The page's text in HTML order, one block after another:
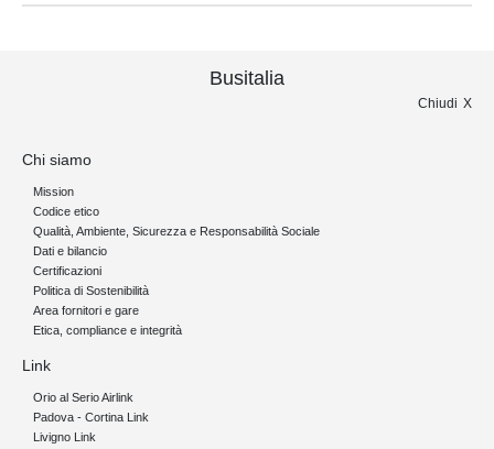
Busitalia
Chiudi
Chi siamo
Mission
Codice etico
Qualità, Ambiente, Sicurezza e Responsabilità Sociale
Dati e bilancio
Certificazioni
Politica di Sostenibilità
Area fornitori e gare
Etica, compliance e integrità
Link
Orio al Serio Airlink
Padova - Cortina Link
Livigno Link